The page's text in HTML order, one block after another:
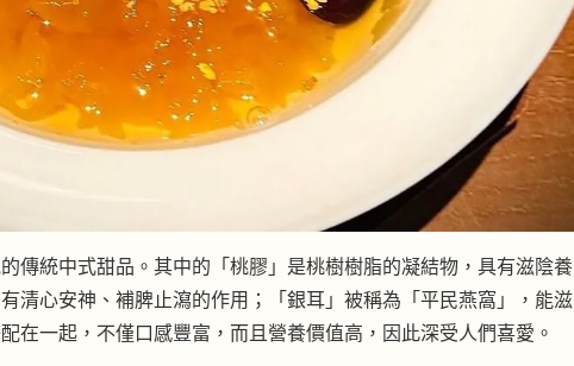
傳統中式甜品。其中的「桃膠」是桃樹樹脂的凝結物，具有滋陰養
清心安神、補脾止瀉的作用；「銀耳」被稱為「平民燕窩」，能滋
在一起，不僅口感豐富，而且營養價值高，因此深受人們喜愛。